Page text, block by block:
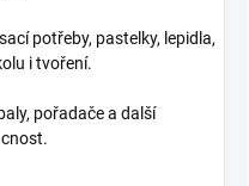
potřeby, pastelky, lepidla,
i tvoření.
pořadače a další